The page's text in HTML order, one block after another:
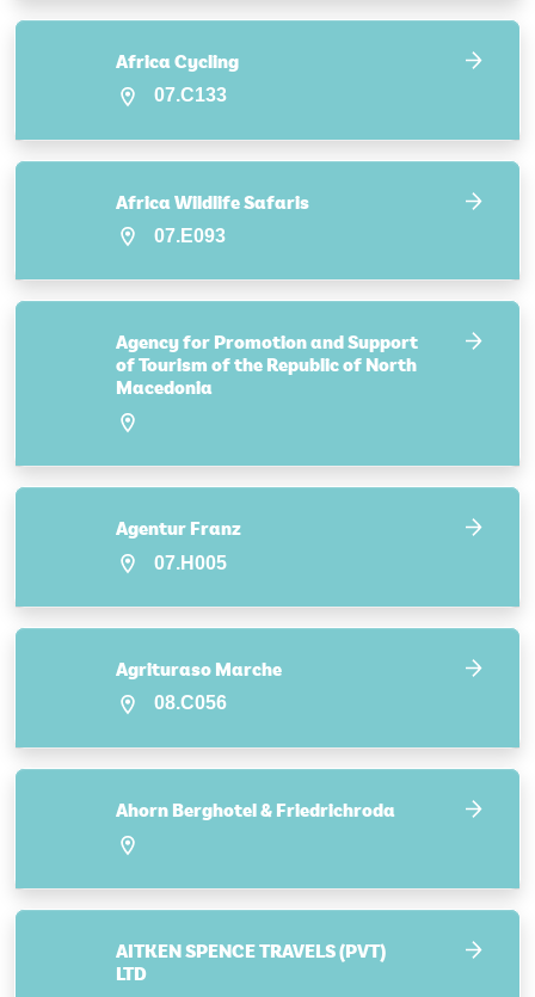
Africa Cycling
07.C133
Africa Wildlife Safaris
07.E093
Agency for Promotion and Support
of Tourism of the Republic of North
Macedonia
Agentur Franz
07.H005
Agrituraso Marche
08.C056
Ahorn Berghotel & Friedrichroda
AITKEN SPENCE TRAVELS (PVT)
LTD